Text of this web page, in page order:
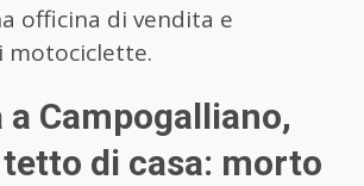
officina di vendita e
motociclette.
a Campogalliano,
di casa: morto